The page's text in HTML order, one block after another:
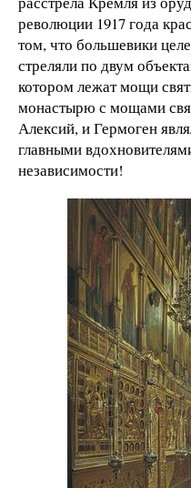
революции 1917 года
том, что большевики
стреляли по двум
котором лежат мощи
монастырю с мощами
Алексий, и Гермоген
главными
независимости!